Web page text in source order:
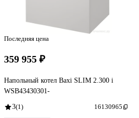
Последняя цена
359 955 ₽
Напольный котел Baxi SLIM 2.300 i
WSB43430301-
3(1) 16130965